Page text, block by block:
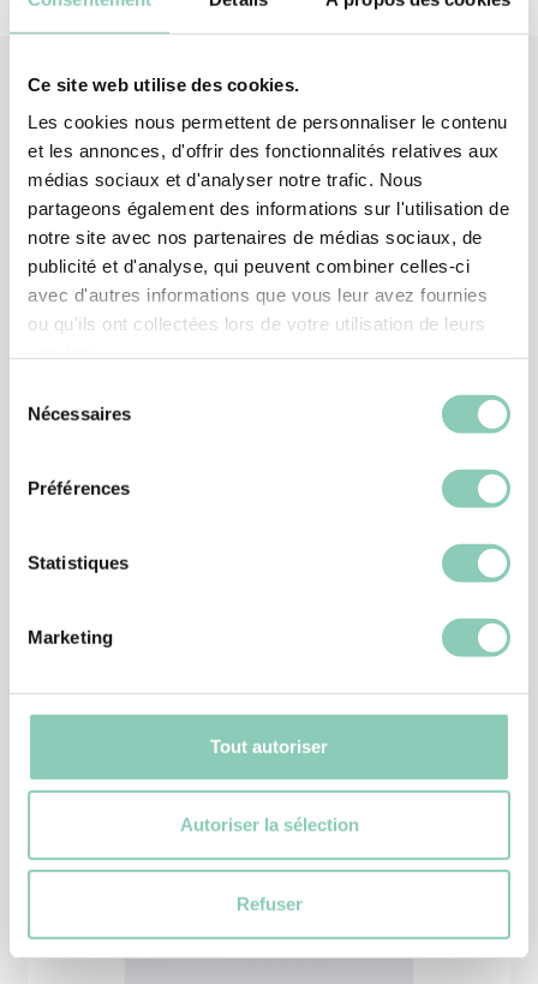
Ce site web utilise des cookies.
Les cookies nous permettent de personnaliser le contenu
et les annonces, d'offrir des fonctionnalités relatives aux
médias sociaux et d'analyser notre trafic. Nous
partageons également des informations sur l'utilisation de
notre site avec nos partenaires de médias sociaux, de
publicité et d'analyse, qui peuvent combiner celles-ci
avec d'autres informations que vous leur avez fournies
ou qu'ils ont collectées lors de votre utilisation de leurs
Nécessaires
Préférences
Statistiques
Marketing
Tout autoriser
Autoriser la sélection
Refuser
Produits associés
BOTTES
25,90 €
Produits similaires
-20%